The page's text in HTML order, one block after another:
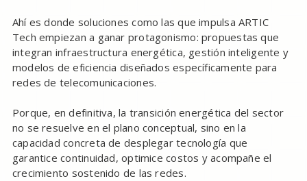
Ahí es donde soluciones como las que impulsa ARTIC
Tech empiezan a ganar protagonismo: propuestas que
integran infraestructura energética, gestión inteligente y
modelos de eficiencia diseñados específicamente para
redes de telecomunicaciones.
Porque, en definitiva, la transición energética del sector
no se resuelve en el plano conceptual, sino en la
capacidad concreta de desplegar tecnología que
garantice continuidad, optimice costos y acompañe el
crecimiento sostenido de las redes.